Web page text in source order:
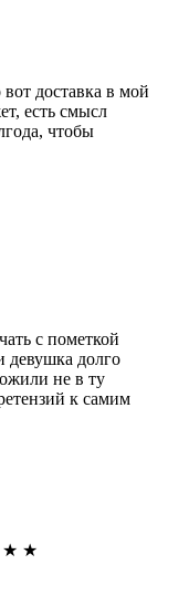
доставка в мой
есть смысл
чтобы
с пометкой
девушка долго
не в ту
к самим
★ ★